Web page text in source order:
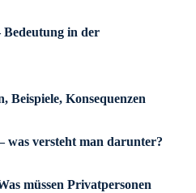
Bedeutung in der
Beispiele, Konsequenzen
was versteht man darunter?
müssen Privatpersonen